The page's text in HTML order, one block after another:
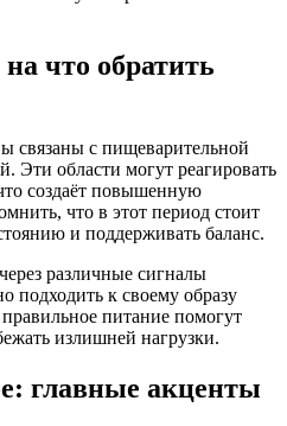
что обратить
связаны с пищеварительной
Эти области могут реагировать
создаёт повышенную
что в этот период стоит
и поддерживать баланс.
различные сигналы
подходить к своему образу
питание помогут
излишней нагрузки.
главные акценты